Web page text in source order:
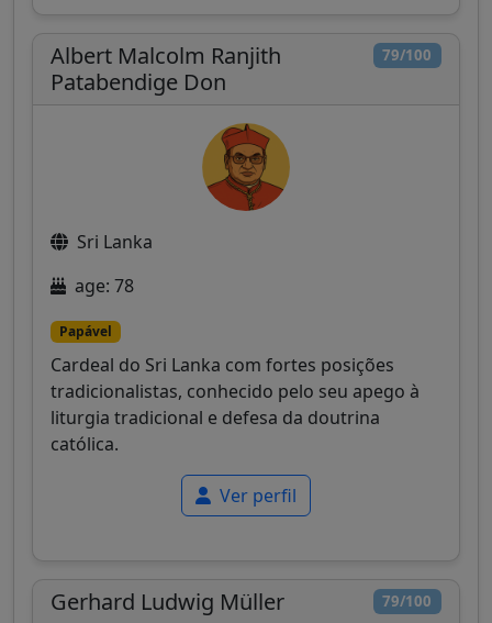
79/100
Albert Malcolm Ranjith
Patabendige Don
Sri Lanka
age: 78
Papável
Cardeal do Sri Lanka com fortes posições
tradicionalistas, conhecido pelo seu apego à
liturgia tradicional e defesa da doutrina
católica.
Ver perfil
79/100
Gerhard Ludwig Müller